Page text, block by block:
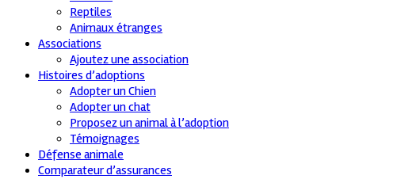
Reptiles
Animaux étranges
Associations
Ajoutez une association
Histoires d’adoptions
Adopter un Chien
Adopter un chat
Proposez un animal à l’adoption
Témoignages
Défense animale
Comparateur d’assurances